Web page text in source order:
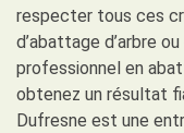
respecter tous ces
d’abattage d’arbre
professionnel en
obtenez un résultat
Dufresne est une